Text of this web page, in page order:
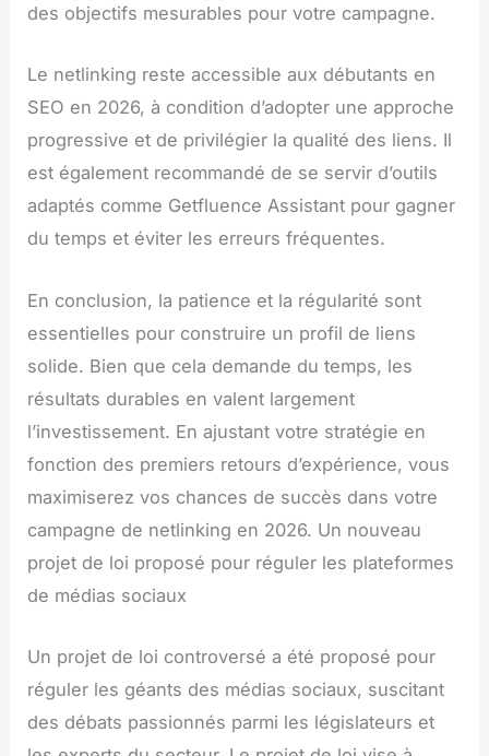
des objectifs mesurables pour votre campagne.
Le netlinking reste accessible aux débutants en
SEO en 2026, à condition d’adopter une approche
progressive et de privilégier la qualité des liens. Il
est également recommandé de se servir d’outils
adaptés comme Getfluence Assistant pour gagner
du temps et éviter les erreurs fréquentes.
En conclusion, la patience et la régularité sont
essentielles pour construire un profil de liens
solide. Bien que cela demande du temps, les
résultats durables en valent largement
l’investissement. En ajustant votre stratégie en
fonction des premiers retours d’expérience, vous
maximiserez vos chances de succès dans votre
campagne de netlinking en 2026. Un nouveau
projet de loi proposé pour réguler les plateformes
de médias sociaux
Un projet de loi controversé a été proposé pour
réguler les géants des médias sociaux, suscitant
des débats passionnés parmi les législateurs et